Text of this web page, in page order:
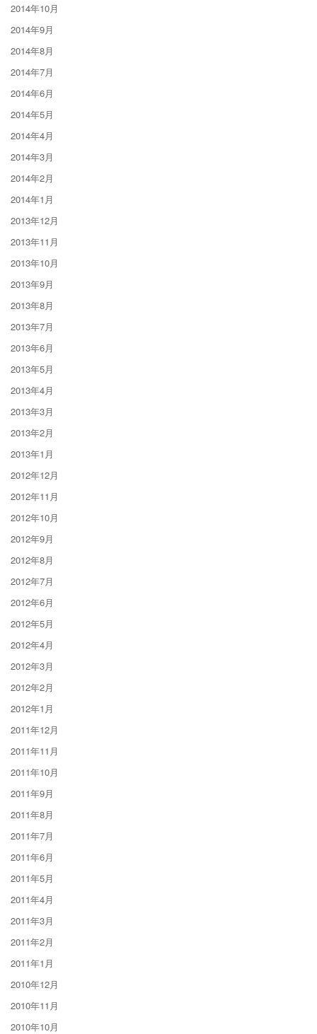
2014年10月
2014年9月
2014年8月
2014年7月
2014年6月
2014年5月
2014年4月
2014年3月
2014年2月
2014年1月
2013年12月
2013年11月
2013年10月
2013年9月
2013年8月
2013年7月
2013年6月
2013年5月
2013年4月
2013年3月
2013年2月
2013年1月
2012年12月
2012年11月
2012年10月
2012年9月
2012年8月
2012年7月
2012年6月
2012年5月
2012年4月
2012年3月
2012年2月
2012年1月
2011年12月
2011年11月
2011年10月
2011年9月
2011年8月
2011年7月
2011年6月
2011年5月
2011年4月
2011年3月
2011年2月
2011年1月
2010年12月
2010年11月
2010年10月